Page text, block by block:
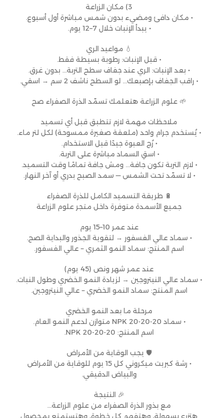
3) مكان الزراعة
• مكان دافئ ومضيء بدون شمس مباشرة أول أسبوع.
• يبدأ الإنبات خلال 7–12 يوم.
💧 مواعيد الري
• قبل الإنبات: رطوبة بسيطة فقط.
• بعد الإنبات: الري عند جفاف سطح التربة… بدون غرق.
• راقب الجفاف بإصبعك… لو السطح ناشف 2 سم → اسقي.
🌱 علوم الزراعة هتعلمك تسمّد الذرة الصفراء صح
ملاحظات مهمة لازم تتطبق قبل أي تسميد
• يُستخدم جرام واحد (ملعقة صغيرة ممسوحة) لكل لتر ماء.
• رُج العبوة جيدًا قبل الاستخدام.
• اسقِ السماد مباشرة على التربة.
• لازم التربة تكون جافة… ومش جافة تمامًا وقت التسميد.
• لا تسمّد تحت الشمس — سمد الصبح بدري أو آخر النهار.
🔋 طريقة التسميد الكامل للذرة الصفراء
جميع الأسمدة متوفرة داخل متجر علوم الزراعة
عند عمر 10–15 يوم
• سماد عالي الفسفور → لتقوية الجذور والبداية الصح.
اسم المنتج: سماد النمو الثمري – عالي الفسفور.
عند عمر شهر ونص (45 يوم)
• سماد عالي النيتروجين → لزيادة النمو الخضري وطول النبات.
اسم المنتج: سماد النمو الخضري – عالي النيتروجين.
مرحلة ما بعد النمو الخضري
• سماد NPK 20-20-20 متوازن لدعم النمو العام.
اسم المنتج: NPK 20-20-20.
🛡 يجب الوقاية من الأمراض
• رشة كبريت ميكروني كل 15 يوم للوقاية من الأمراض
والبياض الدقيقي.
🎉 النتيجة
مع بذور الذرة الصفراء من علوم الزراعة…